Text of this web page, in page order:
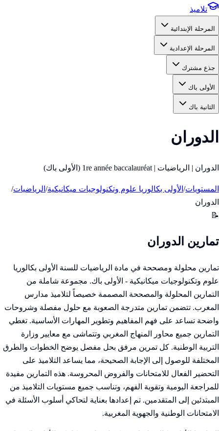
تلاميذ
المرحلة الإبتدائية
المرحلة الإعدادية
جذع مشترك
الأولى باك
الثانية باك
الدوران
الدوران | الرياضيات | 1re année baccalauréat (الأولى باك)
المستويات/ الأولى بكالوريا علوم وتكنولوجيات ميكانيكية/ الرياضيات/
الدوران
📝
تمارين الدوران
تمارين محلولة ومصححة في مادة الرياضيات للسنة الأولى بكالوريا
علوم وتكنولوجيات ميكانيكية - الأولى باك. مجموعة شاملة من
التمارين المحلولة والمصححة المصممة خصيصاً لتلاميذ مدارس
المغرب. تتضمن تمارين متدرجة الصعوبة مع حلول مفصلة وشروحات
واضحة تساعد على فهم المفاهيم وتطوير المهارات الأساسية. تغطي
التمارين جميع محاور المنهاج المغربي وتتماشى مع معايير وزارة
التربية الوطنية. كل تمرين مرفق بحل مفصل يوضح الخطوات والطرق
المختلفة للوصول إلى الإجابة الصحيحة، مما يساعد التلاميذ على
التحضير الفعال للامتحانات والفروض المحروسة. هذه التمارين مفيدة
للمراجعة اليومية وتقوية الفهم، وتناسب جميع مستويات التلاميذ من
المبتدئين إلى المتقدمين. تم إعدادها بعناية لتحاكي أسلوب الأسئلة في
الامتحانات الوطنية والجهوية المغربية.